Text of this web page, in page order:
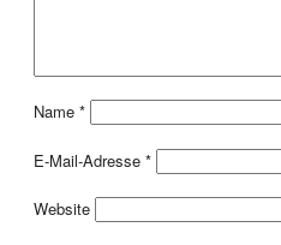
Name *
E-Mail-Adresse *
Website